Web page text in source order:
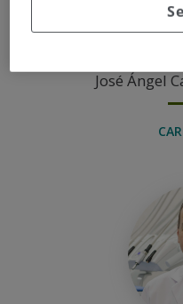
José Ángel